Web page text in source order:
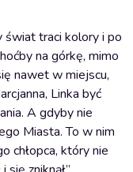
świat traci kolory i po
na górkę, mimo
nawet w miejscu,
Linka być
A gdyby nie
Miasta. To w nim
chłopca, który nie